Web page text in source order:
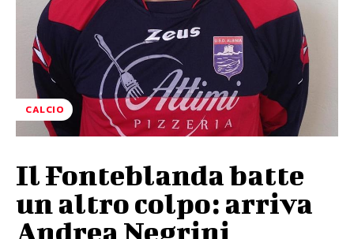
CALCIO
Il Fonteblanda batte
un altro colpo: arriva
Andrea Negrini